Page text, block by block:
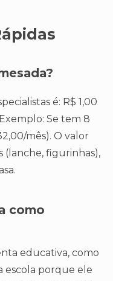
é: R$ 1,00
Se tem 8
mês). O valor
(lanche, figurinhas),
como
educativa, como
escola porque ele